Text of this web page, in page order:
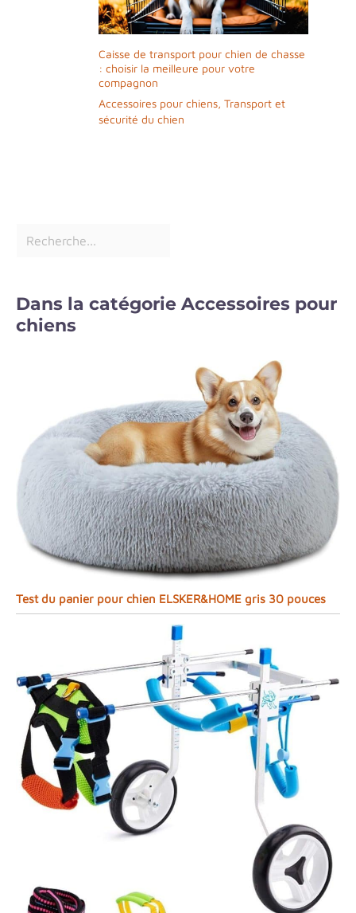
Caisse de transport pour chien de chasse
: choisir la meilleure pour votre
compagnon
Accessoires pour chiens, Transport et
sécurité du chien
Dans la catégorie Accessoires pour
chiens
Test du panier pour chien ELSKER&HOME gris 30 pouces